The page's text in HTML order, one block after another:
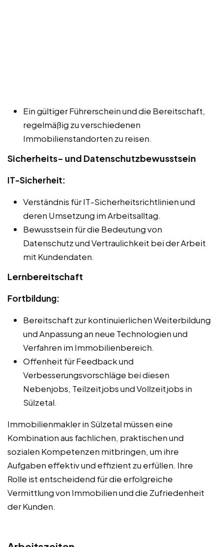
Ein gültiger Führerschein und die Bereitschaft,
regelmäßig zu verschiedenen
Immobilienstandorten zu reisen.
Sicherheits- und Datenschutzbewusstsein
IT-Sicherheit:
Verständnis für IT-Sicherheitsrichtlinien und
deren Umsetzung im Arbeitsalltag.
Bewusstsein für die Bedeutung von
Datenschutz und Vertraulichkeit bei der Arbeit
mit Kundendaten.
Lernbereitschaft
Fortbildung:
Bereitschaft zur kontinuierlichen Weiterbildung
und Anpassung an neue Technologien und
Verfahren im Immobilienbereich.
Offenheit für Feedback und
Verbesserungsvorschläge bei diesen
Nebenjobs, Teilzeitjobs und Vollzeitjobs in
Sülzetal.
Immobilienmakler in Sülzetal müssen eine
Kombination aus fachlichen, praktischen und
sozialen Kompetenzen mitbringen, um ihre
Aufgaben effektiv und effizient zu erfüllen. Ihre
Rolle ist entscheidend für die erfolgreiche
Vermittlung von Immobilien und die Zufriedenheit
der Kunden.